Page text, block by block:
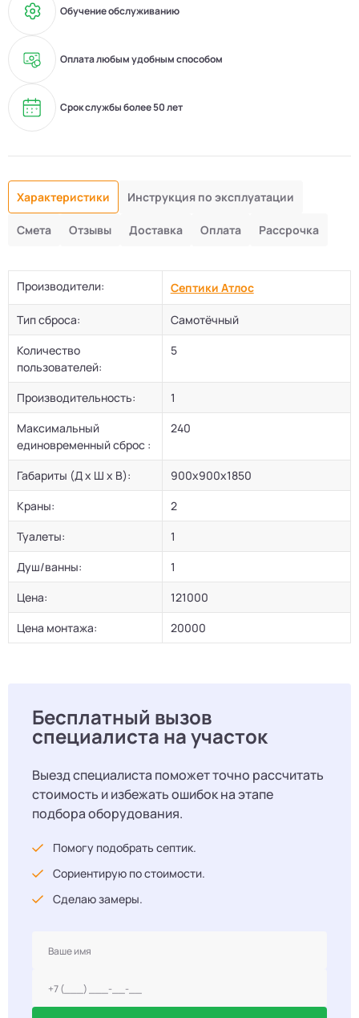
Обучение обслуживанию
Оплата любым удобным способом
Срок службы более 50 лет
Характеристики Инструкция по эксплуатации
Смета Отзывы Доставка Оплата Рассрочка
Производители: Септики Атлос
Тип сброса:
Самотёчный
Количество
пользователей:
5
Производительность:
1
Максимальный
единовременный сброс :
240
Габариты (Д х Ш х В):
900х900х1850
Краны:
2
Туалеты:
1
Душ/ванны:
1
Цена:
121000
Цена монтажа:
20000
Бесплатный вызов
специалиста на участок
Выезд специалиста поможет точно рассчитать
стоимость и избежать ошибок на этапе
подбора оборудования.
Помогу подобрать септик.
Сориентирую по стоимости.
Сделаю замеры.